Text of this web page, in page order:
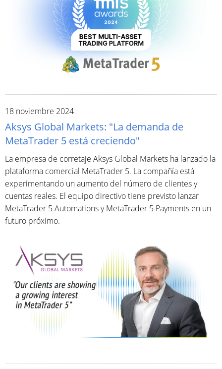
18 noviembre 2024
Aksys Global Markets: "La demanda de
MetaTrader 5 está creciendo"
La empresa de corretaje Aksys Global Markets ha lanzado la
plataforma comercial MetaTrader 5. La compañía está
experimentando un aumento del número de clientes y
cuentas reales. El equipo directivo tiene previsto lanzar
MetaTrader 5 Automations y MetaTrader 5 Payments en un
futuro próximo.